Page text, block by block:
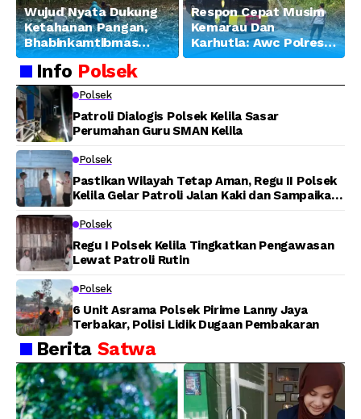
Wujud Nyata Dukung
Ketahanan Pangan,
Bhabinkamtibmas
Banjar Ausoy Turun
Langsung Bantu
Warga Panen Jagung
Respon Cepat Musim
Kemarau Dan
Karhutla: Awc Polres
Teluk Bintuni
Lahan di Jalan Poros
Info Polsek
Polsek
Patroli Dialogis Polsek Kelila Sasar
Perumahan Guru SMAN Kelila
Polsek
Pastikan Wilayah Tetap Aman, Regu II Polsek
Kelila Gelar Patroli Jalan Kaki dan Sampaikan
Polsek
Regu I Polsek Kelila Tingkatkan Pengawasan
Lewat Patroli Rutin
Polsek
6 Unit Asrama Polsek Pirime Lanny Jaya
Terbakar, Polisi Lidik Dugaan Pembakaran
Berita Satwa